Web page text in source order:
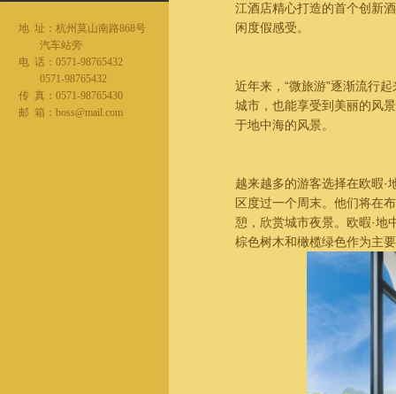
地 址：杭州莫山南路868号
汽车站旁
电 话：0571-98765432
0571-98765432
传 真：0571-98765430
邮 箱：boss@mail.com
江酒店精心打造的首个创新
闲度假感受。
近年来，“微旅游”逐渐流行
城市，也能享受到美丽的风
于地中海的风景。
越来越多的游客选择在欧暇·
区度过一个周末。他们将在
憩，欣赏城市夜景。欧暇·地
棕色树木和橄榄绿色作为主